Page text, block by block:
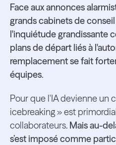
Face aux annonces
grands cabinets de
l'inquiétude grandissante
plans de départ liés à
remplacement se fait
équipes.
Pour que l'IA devienne un
icebreaking » est
collaborateurs. Mais au-
s’est imposé comme